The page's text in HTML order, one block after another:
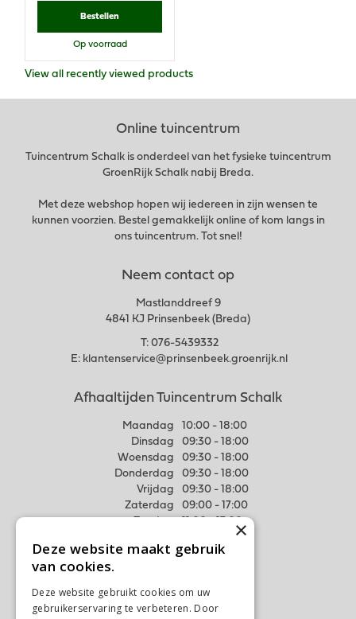
Bestellen
Op voorraad
View all recently viewed products
Online tuincentrum
Tuincentrum Schalk is onderdeel van het fysieke tuincentrum
GroenRijk Schalk nabij Breda.
Met deze webshop hopen wij iedereen in zijn wensen te
kunnen voorzien. Bestel gemakkelijk online of kom langs in
ons tuincentrum. Tot snel!
Neem contact op
Mastlanddreef 9
4841 KJ Prinsenbeek (Breda)
T: 076-5439332
E: klantenservice@prinsenbeek.groenrijk.nl
Afhaaltijden Tuincentrum Schalk
Maandag
10:00 - 18:00
Dinsdag
09:30 - 18:00
Woensdag
09:30 - 18:00
Donderdag
09:30 - 18:00
Vrijdag
09:30 - 18:00
Zaterdag
09:00 - 17:00
Meer weten
Algemene voorwaarden
Privacy Statement
×
Deze website maakt gebruik
van cookies.
Deze website gebruikt cookies om uw
gebruikerservaring te verbeteren. Door